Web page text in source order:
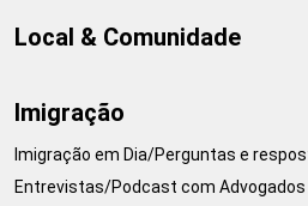
Local & Comunidade
Imigração
Imigração em Dia/Perguntas e
Entrevistas/Podcast com Advogados